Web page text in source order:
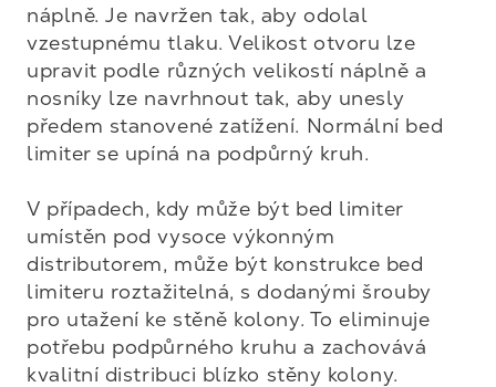
náplně. Je navržen tak, aby odolal
vzestupnému tlaku. Velikost otvoru lze
upravit podle různých velikostí náplně a
nosníky lze navrhnout tak, aby unesly
předem stanovené zatížení. Normální bed
limiter se upíná na podpůrný kruh.
V případech, kdy může být bed limiter
umístěn pod vysoce výkonným
distributorem, může být konstrukce bed
limiteru roztažitelná, s dodanými šrouby
pro utažení ke stěně kolony. To eliminuje
potřebu podpůrného kruhu a zachovává
kvalitní distribuci blízko stěny kolony.